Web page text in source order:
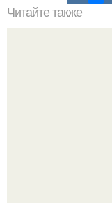
Читайте также